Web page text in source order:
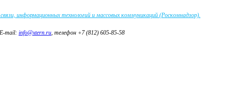
информационных технологий и массовых коммуникаций (Роскомнадзор).
E-mail: info@xtern.ru, телефон +7 (812) 605-85-58